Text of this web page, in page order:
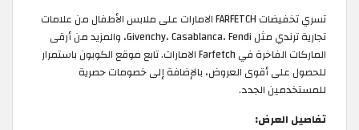
تسري تخفيضات FARFETCH الامارات على ملابس الأطفال من علامات
تجارية ترندي مثل Givenchy، Casablanca، Fendi، والمزيد من أرقى
الماركات الفاخرة في Farfetch الامارات. تابع موقع الكوبون باستمرار
للحصول على أقوى العروض، بالإضافة إلى خصومات حصرية
للمستخدمين الجدد.
تفاصيل العرض: